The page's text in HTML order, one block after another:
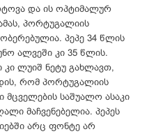
და ის ოპტიმალურ
პორტუგალიის
პეპე 34 წლის
ალვეში კი 35 წლის.
ლუიშ ნეტუ გახლავთ,
რომ პორტუგალიის
საშუალო ასაკი
მაჩვენებელია. პეპეს
არც ფონტე არ